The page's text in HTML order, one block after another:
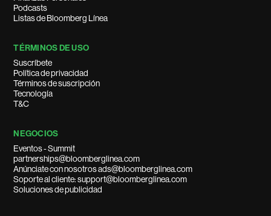
Podcasts
Listas de Bloomberg Línea
TÉRMINOS DE USO
Suscríbete
Política de privacidad
Términos de suscripción
Tecnología
T&C
NEGOCIOS
Eventos - Summit
partnerships@bloomberglinea.com
Anúnciate con nosotros ads@bloomberglinea.com
Soporte al cliente: support@bloomberglinea.com
Soluciones de publicidad